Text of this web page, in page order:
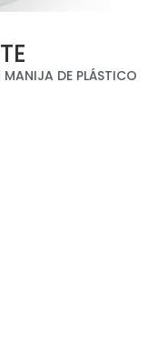
MANIJA DE PLÁSTICO